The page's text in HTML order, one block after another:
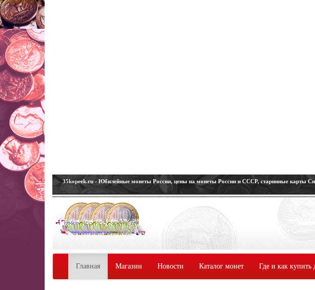
35kopeek.ru - Юбилейные монеты России, цены на монеты России и СССР, старинные карты
Главная Магазин Новости Каталог монет Где и как купить